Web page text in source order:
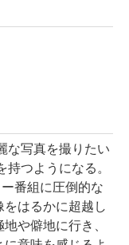
な写真を撮りたい
つようになる。
番組に圧倒的な
はるかに超越し
や僻地に行き、